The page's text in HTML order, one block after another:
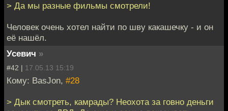
> Да мы разные фильмы смотрели!
Человек очень хотел найти по шву какашечку - и он
её нашёл.
Усевич »
#42 | 17.05.13 15:19
Кому: BasJon, #28
> Дык смотреть, камрады? Неохота за говно деньги